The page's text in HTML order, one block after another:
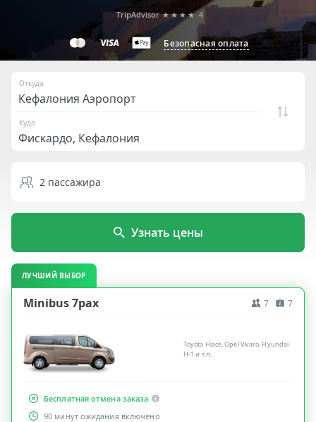
Безопасная оплата
TripAdvisor ★★★★ 4
Откуда
Куда
2 пассажира
Узнать цены
ЛУЧШИЙ ВЫБОР
Minibus 7pax 7 7
Toyota Hiace, Opel Vivaro, Hyundai
H-1 и т.п.
Бесплатная отмена заказа
90 минут ожидания включено